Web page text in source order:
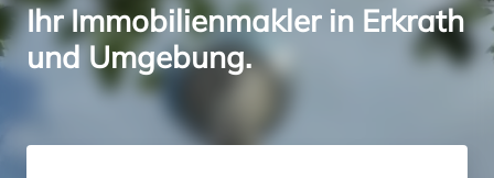
Ihr Immobilienmakler in Erkrath
und Umgebung.